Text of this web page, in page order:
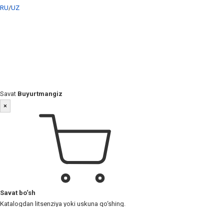
RU/UZ
Savat Buyurtmangiz
×
Savat bo‘sh
Katalogdan litsenziya yoki uskuna qo‘shing.